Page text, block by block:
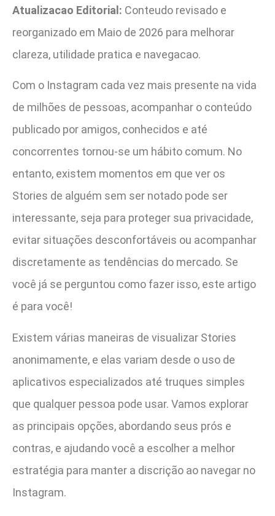
Atualizacao Editorial: Conteudo revisado e
reorganizado em Maio de 2026 para melhorar
clareza, utilidade pratica e navegacao.
Com o Instagram cada vez mais presente na vida
de milhões de pessoas, acompanhar o conteúdo
publicado por amigos, conhecidos e até
concorrentes tornou-se um hábito comum. No
entanto, existem momentos em que ver os
Stories de alguém sem ser notado pode ser
interessante, seja para proteger sua privacidade,
evitar situações desconfortáveis ou acompanhar
discretamente as tendências do mercado. Se
você já se perguntou como fazer isso, este artigo
é para você!
Existem várias maneiras de visualizar Stories
anonimamente, e elas variam desde o uso de
aplicativos especializados até truques simples
que qualquer pessoa pode usar. Vamos explorar
as principais opções, abordando seus prós e
contras, e ajudando você a escolher a melhor
estratégia para manter a discrição ao navegar no
Instagram.